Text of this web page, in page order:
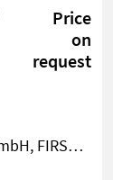
Price
on
request
CLAAS Vertriebsges. mbH, FIRST CLAAS USED Center Landsberg